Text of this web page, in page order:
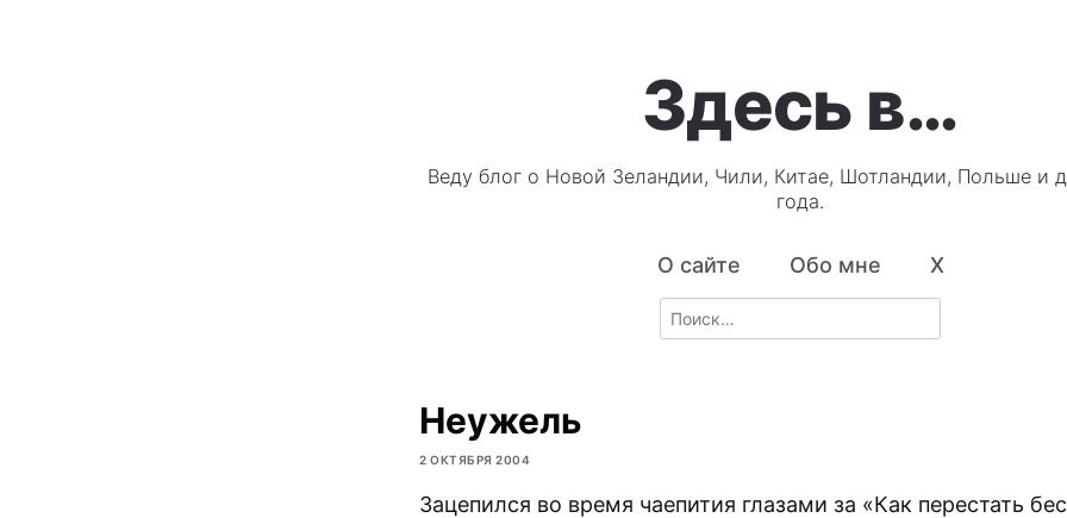
Здесь в…
Веду блог о Новой Зеландии, Чили, Китае, Шотландии, Польше и
года.
О сайте Обо мне X
Search
for:
Неужель
2 ОКТЯБРЯ 2004
Зацепился во время чаепития глазами за «Как перестать